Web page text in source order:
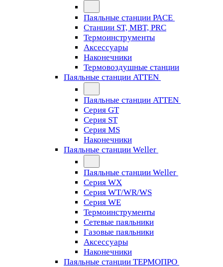
Паяльные станции PACE
Станции ST, MBT, PRC
Термоинструменты
Аксессуары
Наконечники
Термовоздушные станции
Паяльные станции ATTEN
Паяльные станции ATTEN
Серия GT
Серия ST
Серия MS
Наконечники
Паяльные станции Weller
Паяльные станции Weller
Серия WX
Серия WT/WR/WS
Серия WE
Термоинструменты
Сетевые паяльники
Газовые паяльники
Аксессуары
Наконечники
Паяльные станции ТЕРМОПРО